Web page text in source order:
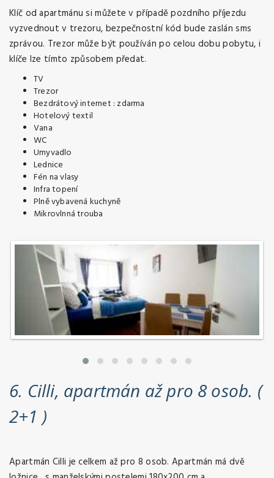
Klíč od apartmánu si můžete v případě pozdního příjezdu
vyzvednout v trezoru, bezpečnostní kód bude zaslán sms
zprávou. Trezor může být používán po celou dobu pobytu, i
klíče lze tímto způsobem předat.
TV
Trezor
Bezdrátový internet : zdarma
Hotelový textil
Vana
WC
Umyvadlo
Lednice
Fén na vlasy
Infra topení
Plně vybavená kuchyně
Mikrovlnná trouba
6. Cilli, apartmán až pro 8 osob. (
2+1 )
Apartmán Cilli je celkem až pro 8 osob. Apartmán má dvě